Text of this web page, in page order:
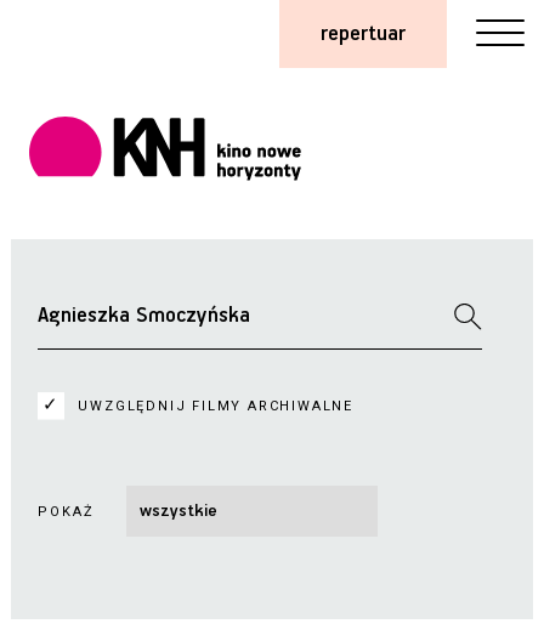
repertuar
UWZGLĘDNIJ FILMY ARCHIWALNE
POKAŻ